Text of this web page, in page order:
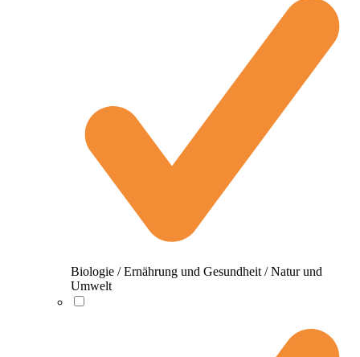
Biologie / Ernährung und Gesundheit / Natur und
Umwelt